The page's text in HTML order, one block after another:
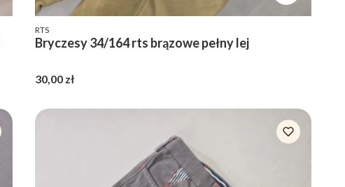
PRODUCENT
RTS
Bryczesy 34/164 rts brązowe pełny lej
Cena
30,00 zł